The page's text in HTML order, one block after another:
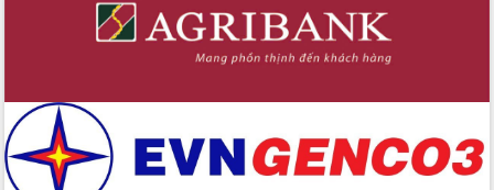
Đắk Lắk: Tôn vinh 46 giải pháp tại Hội
thi Sáng tạo Kỹ thuật 2024 - 2025
Đắk Lắk rà soát, điều chỉnh Đề án 190
Phó Chủ tịch UBND tỉnh Đắk Lắk
Trương Công Thái kiểm tra thực địa
Dự án cao tốc Khánh Hòa - Buôn Ma
Thuột